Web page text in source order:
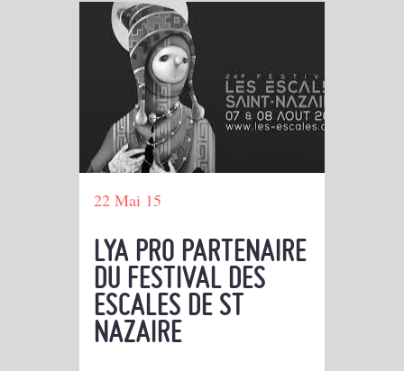
22 Mai 15
LYA PRO PARTENAIRE
DU FESTIVAL DES
ESCALES DE ST
NAZAIRE